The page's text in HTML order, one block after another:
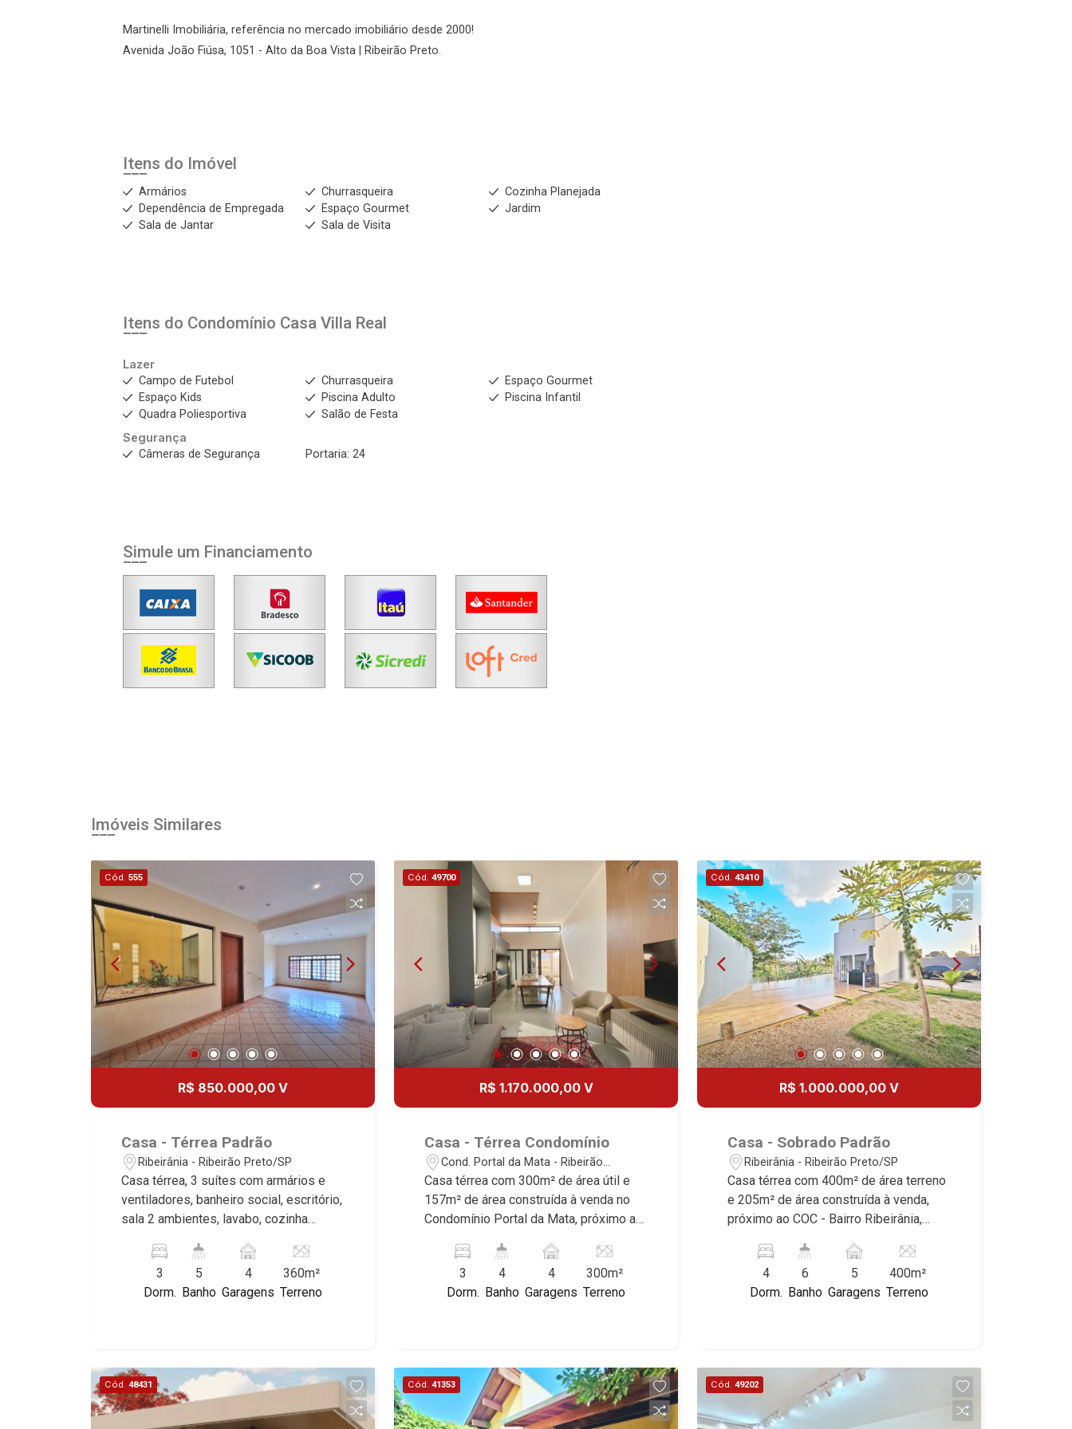
Martinelli Imobiliária, referência no mercado imobiliário desde 2000!
Avenida João Fiúsa, 1051 - Alto da Boa Vista | Ribeirão Preto.
Itens do Imóvel
Armários Churrasqueira
Cozinha Planejada
Dependência de Empregada
Espaço Gourmet
Jardim
Sala de Jantar
Sala de Visita
Itens do Condomínio Casa Villa Real
Lazer
Campo de Futebol
Churrasqueira
Espaço Gourmet
Espaço Kids
Piscina Adulto
Piscina Infantil
Quadra Poliesportiva
Salão de Festa
Segurança
Câmeras de Segurança
Portaria: 24
Simule um Financiamento
Imóveis Similares
Cód. 555
R$ 850.000,00 V
Casa - Térrea Padrão
Ribeirânia - Ribeirão Preto/SP
Casa térrea, 3 suítes com armários e
ventiladores, banheiro social, escritório,
sala 2 ambientes, lavabo, cozinha
serviço, edícula com sala e banheiro,
lazer com churrasqueira, jardim, quintal,
portão eletrônico, cerca elétrica, 4
3
Dorm.
5
Banho
4
Garagens
360m²
Terreno
Cód. 49700
R$ 1.170.000,00 V
Casa - Térrea Condomínio
Cond. Portal da Mata - Ribeirão
Preto/SP
Casa térrea com 300m² de área útil e
157m² de área construída à venda no
Condomínio Portal da Mata, próximo ao
da Mata, Ribeirão Preto/SP. Conheça as
características deste imóvel que a
Martinelli Imobiliária selecionou para
- Cozinha e área de serviço planejadas
- Varanda gourmet - Piscina - Corredor
lateral - 4 vagas, sendo 2 cobertas
3
Dorm.
4
Banho
4
Garagens
300m²
Terreno
Cód. 43410
R$ 1.000.000,00 V
Casa - Sobrado Padrão
Ribeirânia - Ribeirão Preto/SP
Casa térrea com 400m² de área terreno
e 205m² de área construída à venda,
próximo ao COC - Bairro Ribeirânia,
características deste imóvel que a
Martinelli Imobiliária selecionou para
você: - 400m² de área terreno e 205m²
- Área de serviço - Varanda gourmet
com churrasqueira - Quintal - Corredor
lateral - Paisagismo - Aquecedor solar
4
Dorm.
6
Banho
5
Garagens
400m²
Terreno
Cód. 48431 Cód. 41353 Cód. 49202